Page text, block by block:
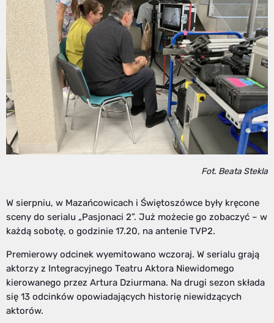
Fot. Beata Stekla
W sierpniu, w Mazańcowicach i Świętoszówce były kręcone
sceny do serialu „Pasjonaci 2”. Już możecie go zobaczyć – w
każdą sobotę, o godzinie 17.20, na antenie TVP2.
Premierowy odcinek wyemitowano wczoraj. W serialu grają
aktorzy z Integracyjnego Teatru Aktora Niewidomego
kierowanego przez Artura Dziurmana. Na drugi sezon składa
się 13 odcinków opowiadających historię niewidzących
aktorów.